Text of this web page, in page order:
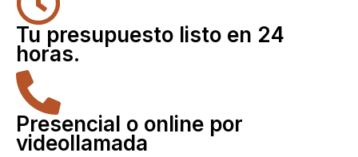
Tu presupuesto listo en 24
horas.
Presencial o online por
videollamada